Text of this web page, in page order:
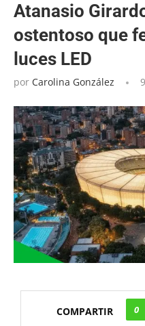
Atanasio
ostentoso que
luces LED
por Carolina González
COMPARTIR 0